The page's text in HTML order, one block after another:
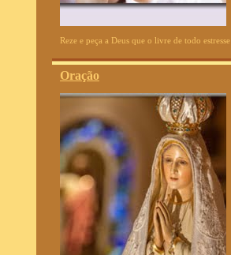
Reze e peça a Deus que o livre de todo estresse
Oração